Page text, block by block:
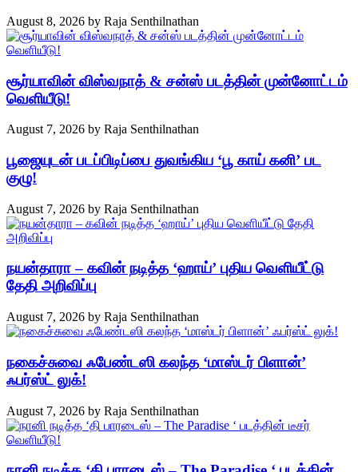
August 8, 2026 by Raja Senthilnathan
சூர்யாவின் விஸ்வநாத் & சன்ஸ் படத்தின் முன்னோட்டம்
வெளியீடு!
August 7, 2026 by Raja Senthilnathan
பூஜையுடன் படப்பிடிப்பை துவங்கிய ‘பூ காய் கனி’ பட
குழு!
August 7, 2026 by Raja Senthilnathan
நயன்தாரா – கவின் நடித்த ‘ஹாய்’ புதிய வெளியீட்டு
தேதி அறிவிப்பு
August 7, 2026 by Raja Senthilnathan
நகைச்சுவை ஃபேண்டஸி கலந்த ‘மாஸ்டர் பிளான்’
ஃபர்ஸ்ட் லுக்!
August 7, 2026 by Raja Senthilnathan